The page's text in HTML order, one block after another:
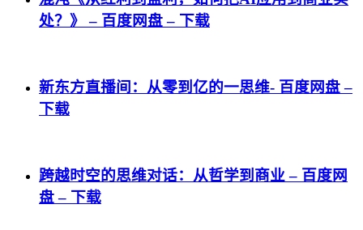
处？》 – 百度网盘 – 下载
新东方直播间：从零到亿的一思维- 百度网盘 –
下载
跨越时空的思维对话：从哲学到商业 – 百度网
盘 – 下载